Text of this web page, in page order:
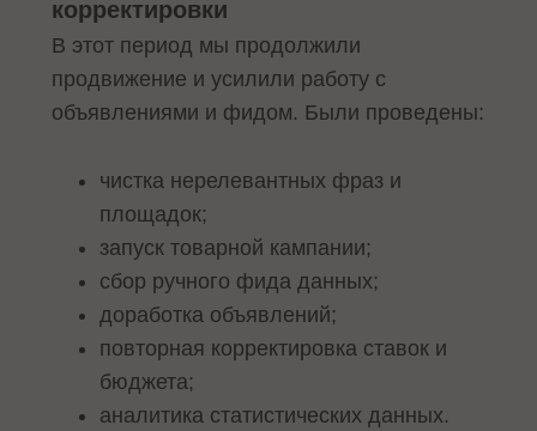
корректировки
В этот период мы продолжили
продвижение и усилили работу с
объявлениями и фидом. Были проведены:
чистка нерелевантных фраз и
площадок;
запуск товарной кампании;
сбор ручного фида данных;
доработка объявлений;
повторная корректировка ставок и
бюджета;
аналитика статистических данных.